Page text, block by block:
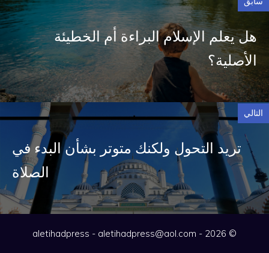
هل يعلم الإسلام البراءة أم الخطيئة
الأصلية؟
التالي
تريد التحول ولكنك متوتر بشأن البدء في
الصلاة
© 2026 - aletihadpress -
aletihadpress@aol.com